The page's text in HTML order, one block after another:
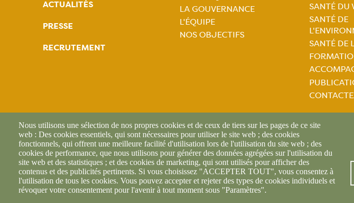
ACTUALITÉS
PRESSE
RECRUTEMENT
Navigation
principale
LA GOUVERNANCE
L'ÉQUIPE
NOS OBJECTIFS
SANTÉ DU
SANTÉ DE
SANTÉ DE
Nous utilisons une sélection de nos propres cookies et de ceux de tiers sur les pages de ce site
web : Des cookies essentiels, qui sont nécessaires pour utiliser le site web ; des cookies
fonctionnels, qui offrent une meilleure facilité d'utilisation lors de l'utilisation du site web ; des
cookies de performance, que nous utilisons pour générer des données agrégées sur l'utilisation du
site web et des statistiques ; et des cookies de marketing, qui sont utilisés pour afficher des
contenus et des publicités pertinents. Si vous choisissez "ACCEPTER TOUT", vous consentez à
l'utilisation de tous les cookies. Vous pouvez accepter et rejeter des types de cookies individuels et
révoquer votre consentement pour l'avenir à tout moment sous "Paramètres".